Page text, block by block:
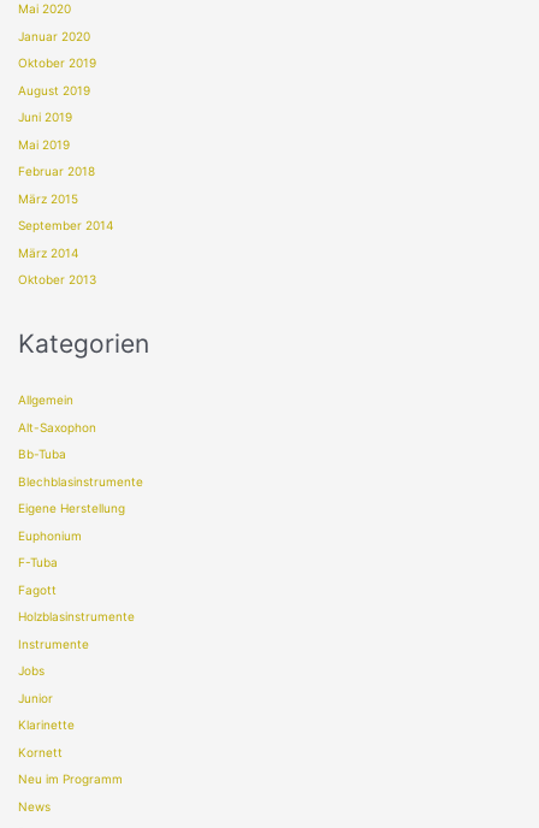
Mai 2020
Januar 2020
Oktober 2019
August 2019
Juni 2019
Mai 2019
Februar 2018
März 2015
September 2014
März 2014
Oktober 2013
Kategorien
Allgemein
Alt-Saxophon
Bb-Tuba
Blechblasinstrumente
Eigene Herstellung
Euphonium
F-Tuba
Fagott
Holzblasinstrumente
Instrumente
Jobs
Junior
Klarinette
Kornett
Neu im Programm
News